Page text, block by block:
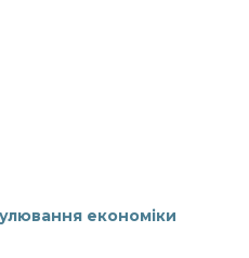
економiки